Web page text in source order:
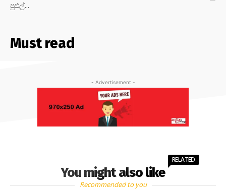
පුළුල්...
Must read
- Advertisement -
You might also like
RELATED
Recommended to you